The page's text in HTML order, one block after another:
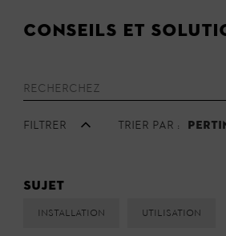
Conseils et
Filtrer Trier par :
Sujet
Installation Utilisation